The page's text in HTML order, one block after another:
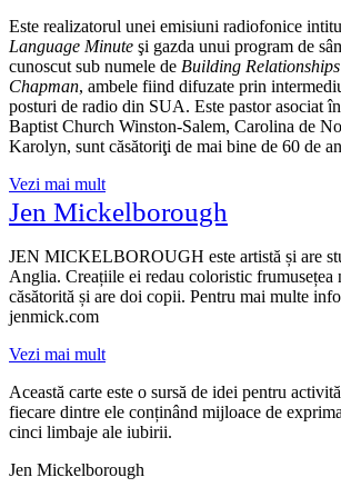
Este realizatorul unei emisiuni radiofonice
Language Minute şi gazda unui program de
cunoscut sub numele de Building
Chapman, ambele fiind difuzate prin
posturi de radio din SUA. Este pastor asociat
Baptist Church Winston-Salem, Carolina de
Karolyn, sunt căsătoriţi de mai bine de 60 de
Vezi mai mult
Jen Mickelborough
JEN MICKELBOROUGH este artistă și are
Anglia. Creațiile ei redau coloristic frumusețea
căsătorită și are doi copii. Pentru mai multe
jenmick.com
Vezi mai mult
Această carte este o sursă de idei pentru
fiecare dintre ele conținând mijloace de
cinci limbaje ale iubirii.
Jen Mickelborough